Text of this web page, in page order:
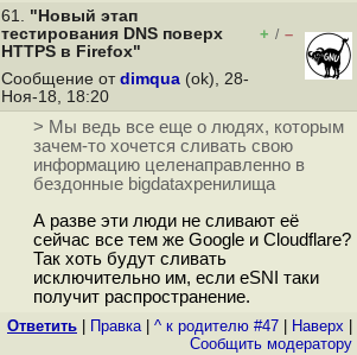
61. "Новый этап
тестирования DNS поверх
HTTPS в Firefox"
+ / –
Сообщение от dimqua (ok), 28-
Ноя-18, 18:20
> Мы ведь все еще о людях, которым
зачем-то хочется сливать свою
информацию целенаправленно в
бездонные bigdataхренилища
А разве эти люди не сливают её
сейчас все тем же Google и Cloudflare?
Так хоть будут сливать
исключительно им, если eSNI таки
получит распространение.
Ответить Правка| ^ к родителю #47 Наверх
Cообщить модератору